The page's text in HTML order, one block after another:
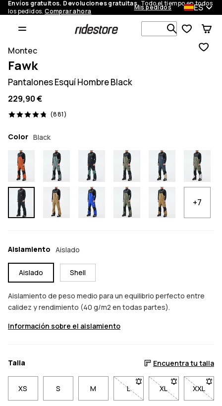
Envíos gratuitos. Devoluciones gratuitas.Todo el tiempo en todos
los pedidos.Comprar ahora Mis pedidos ES
Busca en
Montec
Fawk
Pantalones Esquí Hombre Black
229,90 €
(881)
881 opiniones, 4.8/5
Color Black
+7
Aislamiento Aislado
Aislado Shell
Aislamiento de peso medio para un equilibrio perfecto entre
calidez y rendimiento (40 g/m2 en todas partes).
Información sobre el aislamiento
Talla Encuentra tu talla
XS S M L- Talla L no disponible. Haz
XL- Talla XL no
XXL- Talla